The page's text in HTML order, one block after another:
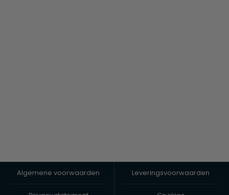
Algemene voorwaarden Leveringsvoorwaarden